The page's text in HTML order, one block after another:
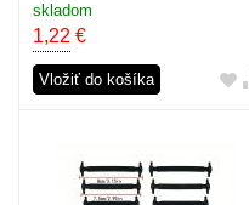
skladom
1,22 €
Vložiť do košíka